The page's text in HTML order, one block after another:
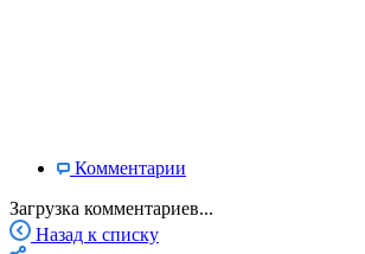
Комментарии
Загрузка комментариев...
Назад к списку